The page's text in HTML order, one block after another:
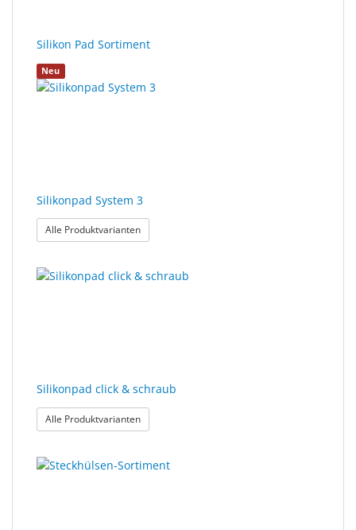
Silikon Pad Sortiment
Neu
Silikonpad System 3
Alle Produktvarianten: Silikonpad System 3
Silikonpad click & schraub
Alle Produktvarianten: Silikonpad click & schraub